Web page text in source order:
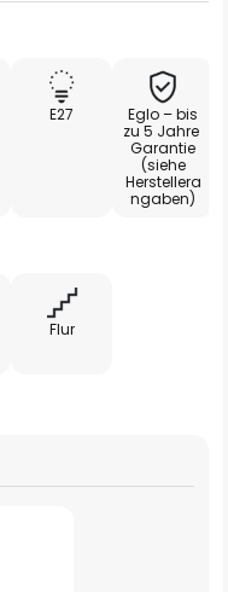
E27
Eglo – bis
zu 5 Jahre
Garantie
(siehe
Herstellera
ngaben)
Flur